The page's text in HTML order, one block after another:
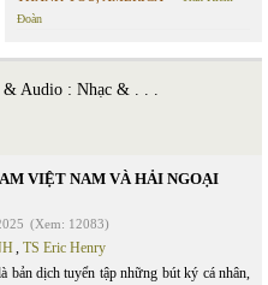
Đoàn
& Audio : Nhạc & . . .
VIỆT NAM VÀ HẢI NGOẠI
(Xem: 12083)
, TS Eric Henry
bản dịch tuyển tập những bút ký cá nhân,